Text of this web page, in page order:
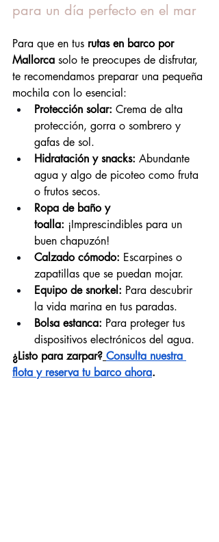
para un día perfecto en el mar
Para que en tus rutas en barco por
Mallorca solo te preocupes de disfrutar,
te recomendamos preparar una pequeña
mochila con lo esencial:
Protección solar: Crema de alta
protección, gorra o sombrero y
gafas de sol.
Hidratación y snacks: Abundante
agua y algo de picoteo como fruta
o frutos secos.
Ropa de baño y
toalla: ¡Imprescindibles para un
buen chapuzón!
Calzado cómodo: Escarpines o
zapatillas que se puedan mojar.
Equipo de snorkel: Para descubrir
la vida marina en tus paradas.
Bolsa estanca: Para proteger tus
dispositivos electrónicos del agua.
¿Listo para zarpar? Consulta nuestra
flota y reserva tu barco ahora.